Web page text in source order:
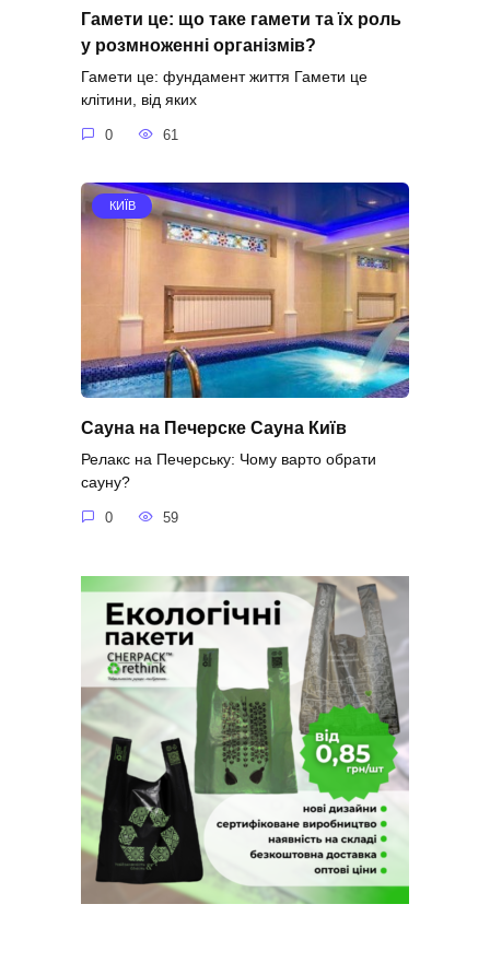
Гамети це: що таке гамети та їх роль
у розмноженні організмів?
Гамети це: фундамент життя Гамети це
клітини, від яких
0 61
КИЇВ
Сауна на Печерске Сауна Київ
Релакс на Печерську: Чому варто обрати
сауну?
0 59